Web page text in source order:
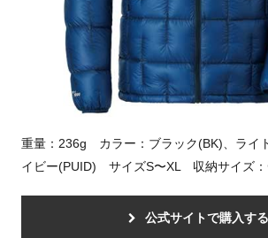
重量：236g カラー：ブラック(BK)、ライ
イビー(PUID) サイズS〜XL 収納サイズ
公式サイトで購入する